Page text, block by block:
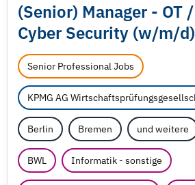
(Senior) Manager - OT /
Cyber Security (w/m/d)
Senior Professional Jobs
KPMG AG
Berlin Bremen und weitere
BWL Informatik - sonstige